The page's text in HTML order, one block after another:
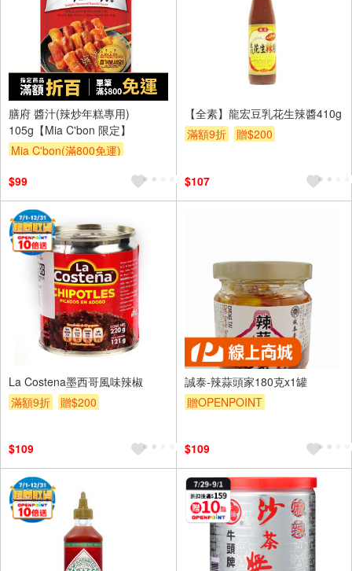
膳府 醬汁(辣炒年糕專用)
105g【Mia C'bon 限定】
Mia C'bon(滿800免運)
$99
【全素】龍宏豆乳花生辣醬410g
滿額9折
贈$200
$107
La Costena墨西哥風味辣椒
滿額9折
贈$200
$109
誠泰-辣蒜頭家180克x1罐
贈OPENPOINT
$109